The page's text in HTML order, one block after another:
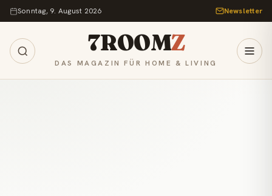
Zum Inhalt springen
Sonntag, 9. August 2026 Newsletter
7ROOMZ
DAS MAGAZIN FÜR HOME & LIVING